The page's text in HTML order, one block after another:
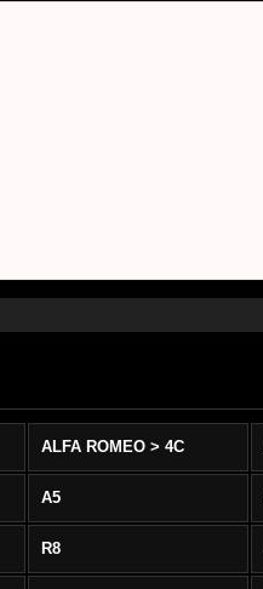
ALFA ROMEO > 4C
A5
R8